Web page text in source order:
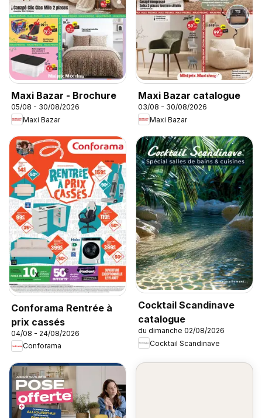
Maxi Bazar - Brochure
05/08 - 30/08/2026
Maxi Bazar
Maxi Bazar catalogue
03/08 - 30/08/2026
Maxi Bazar
Conforama Rentrée à
prix cassés
04/08 - 24/08/2026
Conforama
Cocktail Scandinave
catalogue
du dimanche 02/08/2026
Cocktail Scandinave